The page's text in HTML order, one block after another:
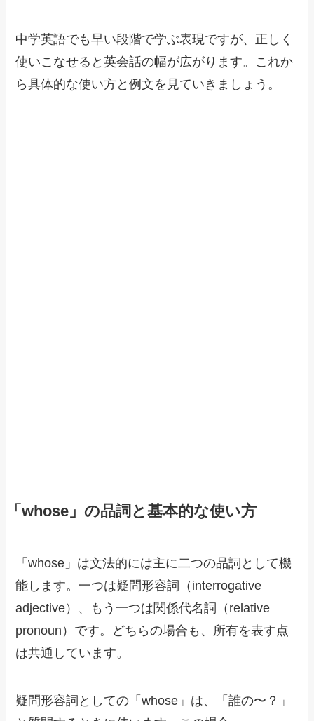
中学英語でも早い段階で学ぶ表現ですが、正しく
使いこなせると英会話の幅が広がります。これか
ら具体的な使い方と例文を見ていきましょう。
「whose」の品詞と基本的な使い方
「whose」は文法的には主に二つの品詞として機
能します。一つは疑問形容詞（interrogative
adjective）、もう一つは関係代名詞（relative
pronoun）です。どちらの場合も、所有を表す点
は共通しています。
疑問形容詞としての「whose」は、「誰の〜？」